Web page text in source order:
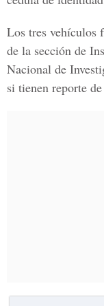
Los tres vehículos
de la sección de
Nacional de
si tienen reporte